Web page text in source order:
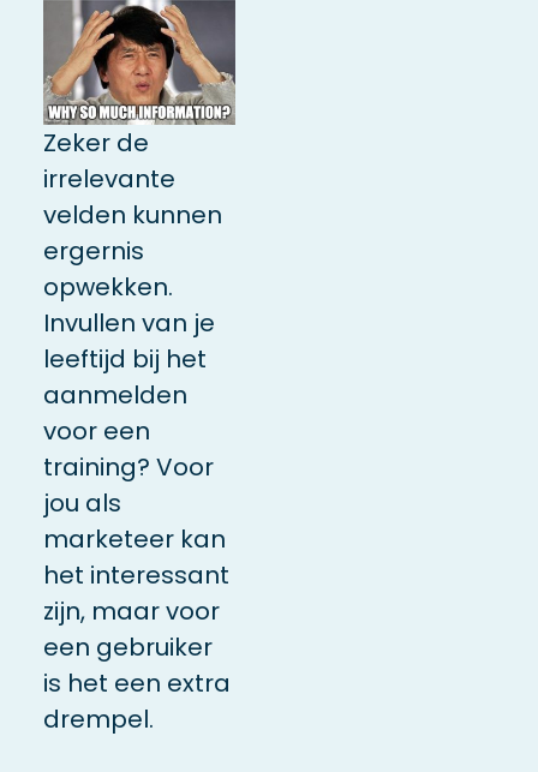
Zeker de
irrelevante
velden kunnen
ergernis
opwekken.
Invullen van je
leeftijd bij het
aanmelden
voor een
training? Voor
jou als
marketeer kan
het interessant
zijn, maar voor
een gebruiker
is het een extra
drempel.